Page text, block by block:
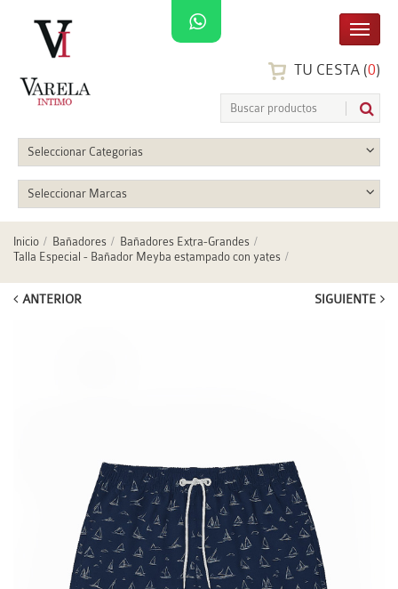
TU CESTA (0)
Seleccionar Categorias
Seleccionar Marcas
Inicio Bañadores
Bañadores Extra-Grandes
Talla Especial - Bañador Meyba estampado con yates
ANTERIOR SIGUIENTE